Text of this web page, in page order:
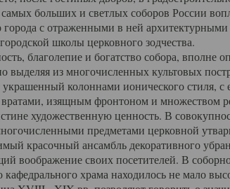
больших и светлых соборов России
города с отраженными в ней
школы церковного зодчества.
благолепие и богатство собора, вполне
выделяя из многочисленных культовых
украшенный колоннами ионического стиля,
изящным фронтоном и множеством
художественную ценность. В
предметами церковной
красочный ансамбль декоративного
воображение своих посетителей. В
кафедрального храма находилось не мало